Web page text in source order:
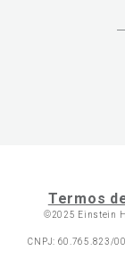
Termos
©2025 Einstein
CNPJ: 60.765.823/